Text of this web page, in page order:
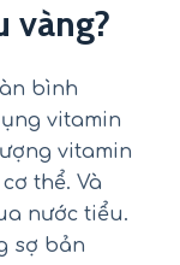
vàng?
bình
vitamin
vitamin
thể. Và
nước tiểu.
sợ bản